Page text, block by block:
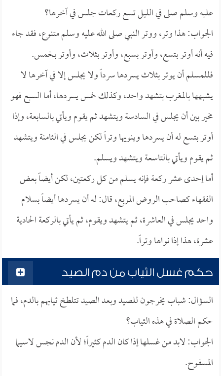
عليه وسلم صلى في الليل تسع ركعات جلس في آخرها؟
الجواب: هذا وتر، ووتر النبي صلى الله عليه وسلم متنوع، فقد جاء
فيه أنه أوتر بتسع، وأوتر بسبع، وأوتر بثلاث، وأوتر بخمس.
فللمسلم أن يوتر بثلاث يسردها سرداً ولا يجلس إلا في آخرها لا
يشبهها بالمغرب بتشهد واحد، وكذلك خمس يسردها، أما السبع فهو
مخير بين أن يجلس في السادسة ويتشهد ثم يقوم ويأتي بالسابعة، وإذا
أوتر بتسع له أن يسردها وينويها وتراً لكن يجلس في الثامنة ويتشهد
ثم يقوم ويأتي بالتاسعة ويتشهد ويسلم.
أما إحدى عشر ركعة فإنه يسلم من كل ركعتين، لكن أيضاً بعض
الفقهاء كصاحب الروض المربع، قال: له أن يسردها أيضاً بسلام
واحد يجلس في العاشرة، ثم يتشهد ويقوم، ثم يأتي بالركعة الحادية
عشرة، هذا إذا نواها وتراً.
حكم غسل الثياب من دم الصيد
السؤال: شباب يخرجون للصيد وبعد الصيد تتلطخ ثيابهم بالدم، فما
حكم الصلاة في هذه الثياب؟
الجواب: لابد من غسلها إذا كان الدم كثيراً؛ لأن الدم نجس لاسيما
المسفوح.